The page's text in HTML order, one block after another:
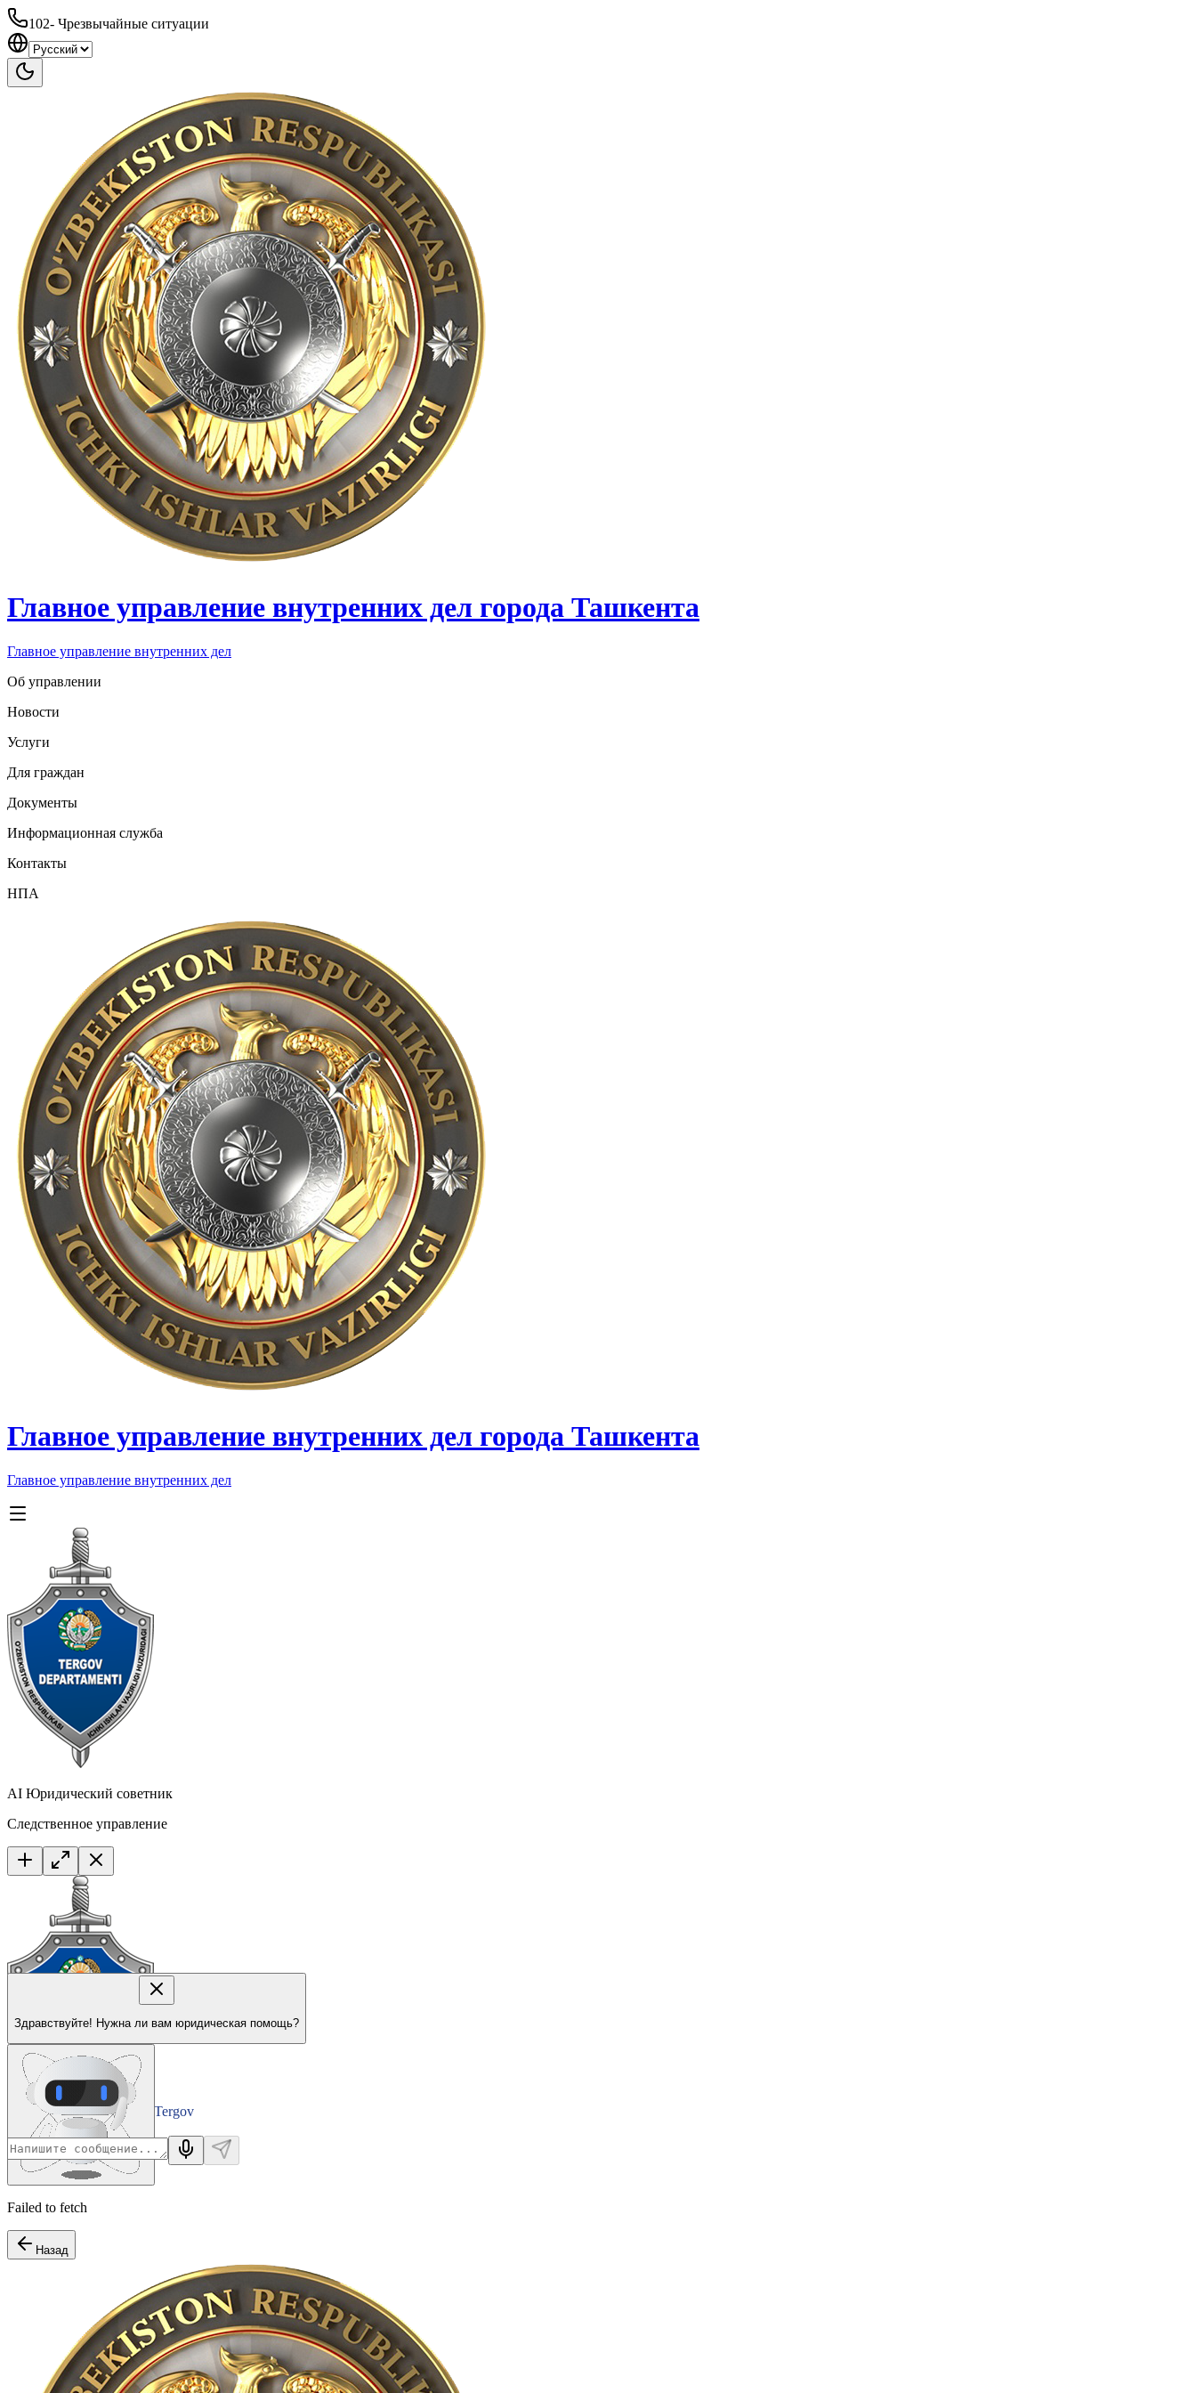
102- Чрезвычайные ситуации
Главное управление внутренних дел города Ташкента
Главное управление внутренних дел
Об управлении
Новости
Услуги
Для граждан
Документы
Информационная служба
Контакты
НПА
Главное управление внутренних дел города Ташкента
Главное управление внутренних дел
AI Юридический советник
Следственное управление
Tergov
Departamenti
Здравствуйте! Нужна ли вам юридическая помощь?
Failed to fetch
Назад